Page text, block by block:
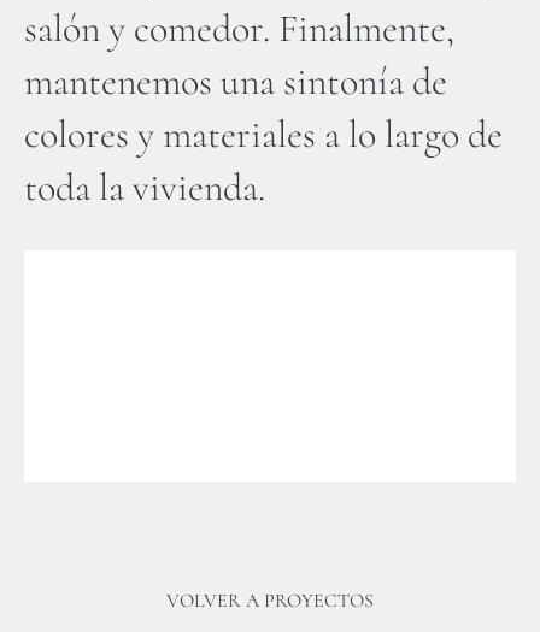
salón y comedor. Finalmente,
mantenemos una sintonía de
colores y materiales a lo largo de
toda la vivienda.
VOLVER A PROYECTOS